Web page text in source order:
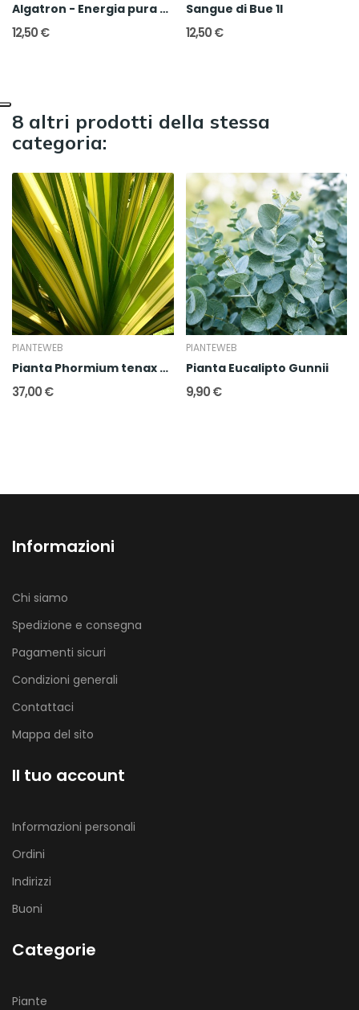
Algatron - Energia pura per tutte le piante
12,50 €
Sangue di Bue 1l
12,50 €
8 altri prodotti della stessa
categoria:
PIANTEWEB
Pianta Phormium tenax variegato
37,00 €
PIANTEWEB
Pianta Eucalipto Gunnii
9,90 €
Informazioni
Chi siamo
Spedizione e consegna
Pagamenti sicuri
Condizioni generali
Contattaci
Mappa del sito
Il tuo account
Informazioni personali
Ordini
Indirizzi
Buoni
Categorie
Piante